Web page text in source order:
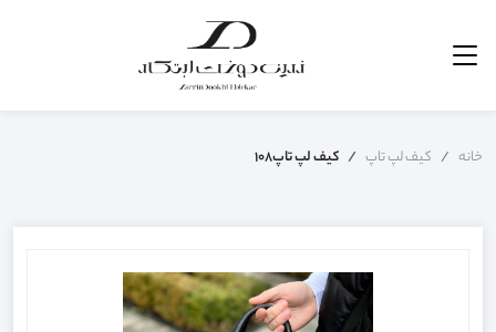
خانه کیف لپ تاپ کیف لپ تاپ108